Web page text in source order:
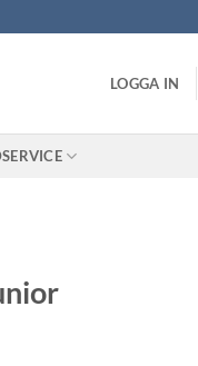
LOGGA IN